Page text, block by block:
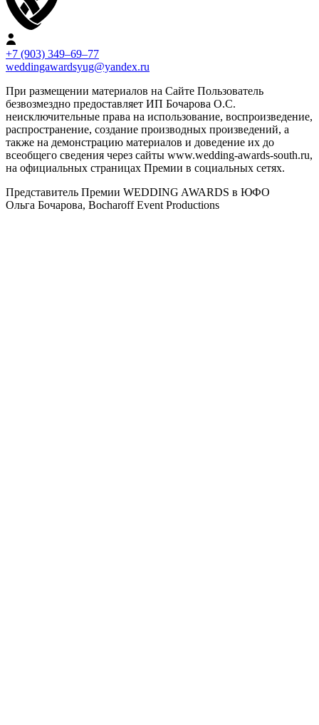
+7 (903) 349–69–77
weddingawardsyug@yandex.ru
При размещении материалов на Сайте Пользователь
безвозмездно предоставляет ИП Бочарова О.С.
неисключительные права на использование, воспроизведение,
распространение, создание производных произведений, а
также на демонстрацию материалов и доведение их до
всеобщего сведения через сайты www.wedding-awards-south.ru,
на официальных страницах Премии в социальных сетях.
Представитель Премии WEDDING AWARDS в ЮФО
Ольга Бочарова, Bocharoff Event Productions